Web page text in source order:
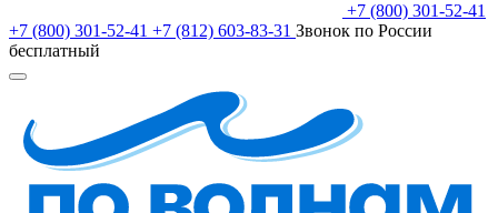
+7 (800) 301-52-41
+7 (800) 301-52-41 +7 (812) 603-83-31 Звонок по России
бесплатный